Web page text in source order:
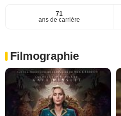
71
ans de carrière
Filmographie